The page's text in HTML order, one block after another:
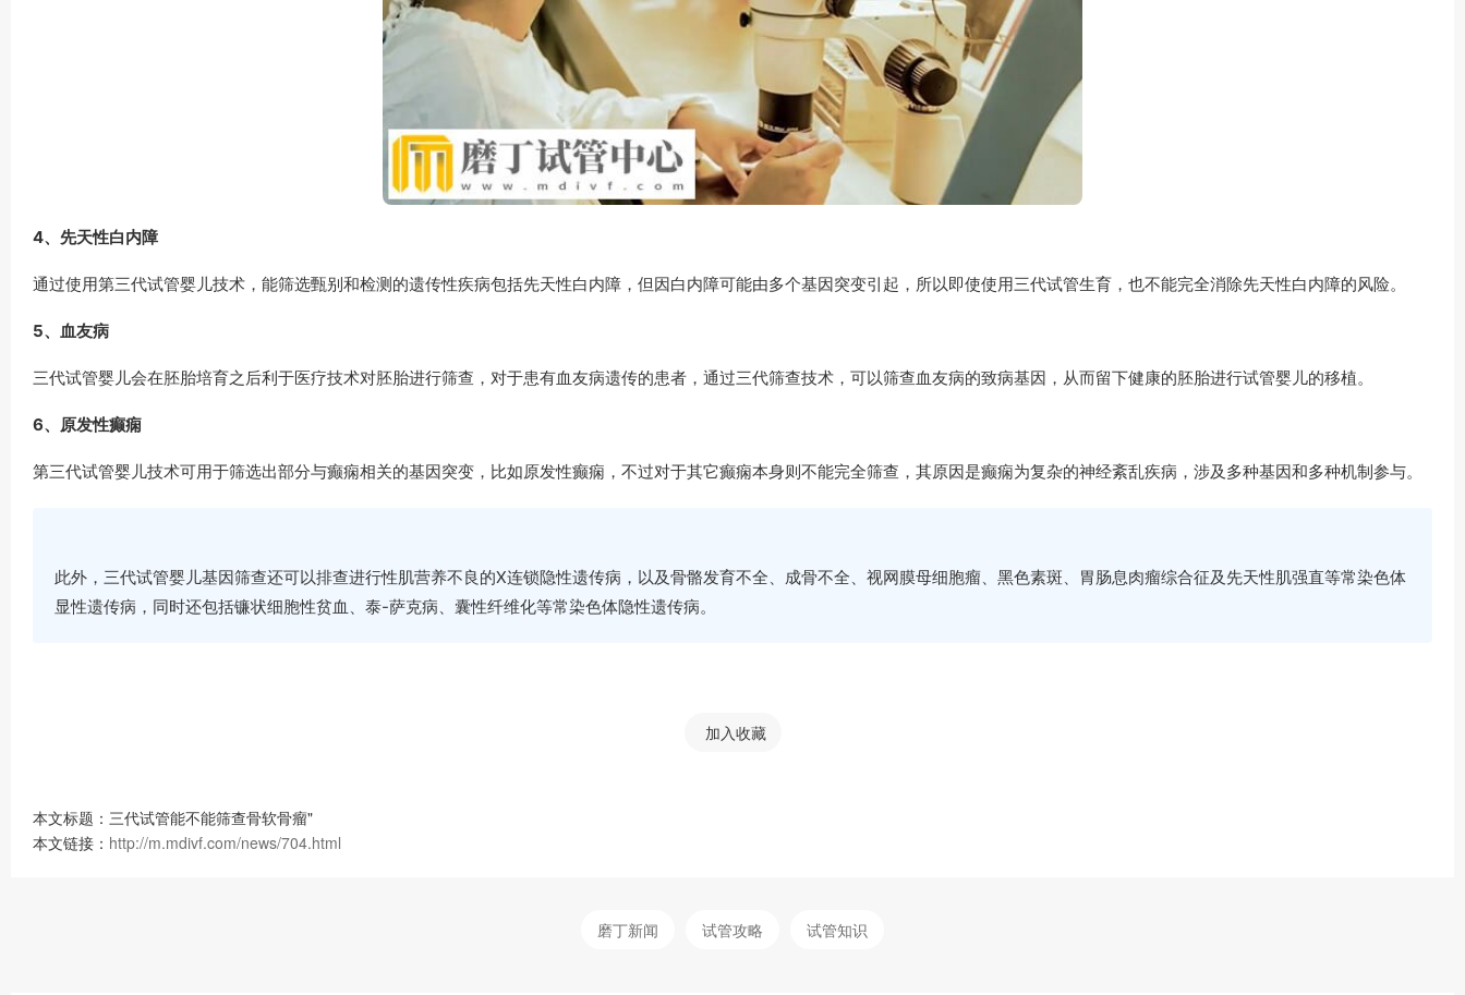
4、先天性白内障
通过使用第三代试管婴儿技术，能筛选甄别和检测的遗传性疾病包括先天性白内障，但因白内障可能由多个基因突变引起，所以即使使用三代试管生育，也不能完全消除先天性白内障的风险。
5、血友病
三代试管婴儿会在胚胎培育之后利于医疗技术对胚胎进行筛查，对于患有血友病遗传的患者，通过三代筛查技术，可以筛查血友病的致病基因，从而留下健康的胚胎进行试管婴儿的移植。
6、原发性癫痫
第三代试管婴儿技术可用于筛选出部分与癫痫相关的基因突变，比如原发性癫痫，不过对于其它癫痫本身则不能完全筛查，其原因是癫痫为复杂的神经紊乱疾病，涉及多种基因和多种机制参与。
此外，三代试管婴儿基因筛查还可以排查进行性肌营养不良的X连锁隐性遗传病，以及骨骼发育不全、成骨不全、视网膜母细胞瘤、黑色素斑、胃肠息肉瘤综合征及先天性肌强直等常染色体
显性遗传病，同时还包括镰状细胞性贫血、泰-萨克病、囊性纤维化等常染色体隐性遗传病。
加入收藏
本文标题：三代试管能不能筛查骨软骨瘤"
本文链接： http://m.mdivf.com/news/704.html
磨丁新闻 试管攻略 试管知识